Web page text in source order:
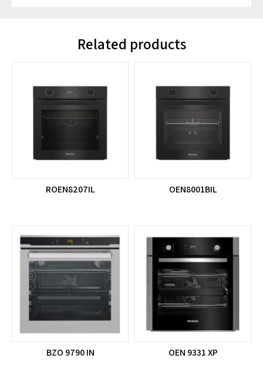
Related products
OEN8001BIL
ROEN8207IL
OEN 9331 XP
BZO 9790 IN